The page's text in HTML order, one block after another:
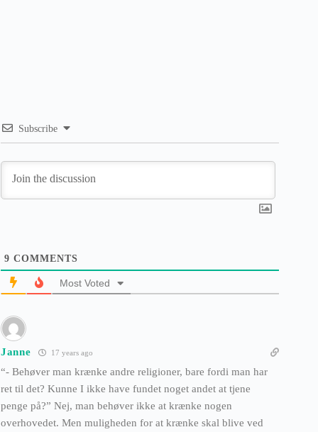
Subscribe
9 COMMENTS
Most Voted
Janne 17 years ago
“- Behøver man krænke andre religioner, bare fordi man har
ret til det? Kunne I ikke have fundet noget andet at tjene
penge på?” Nej, man behøver ikke at krænke nogen
overhovedet. Men muligheden for at krænke skal blive ved